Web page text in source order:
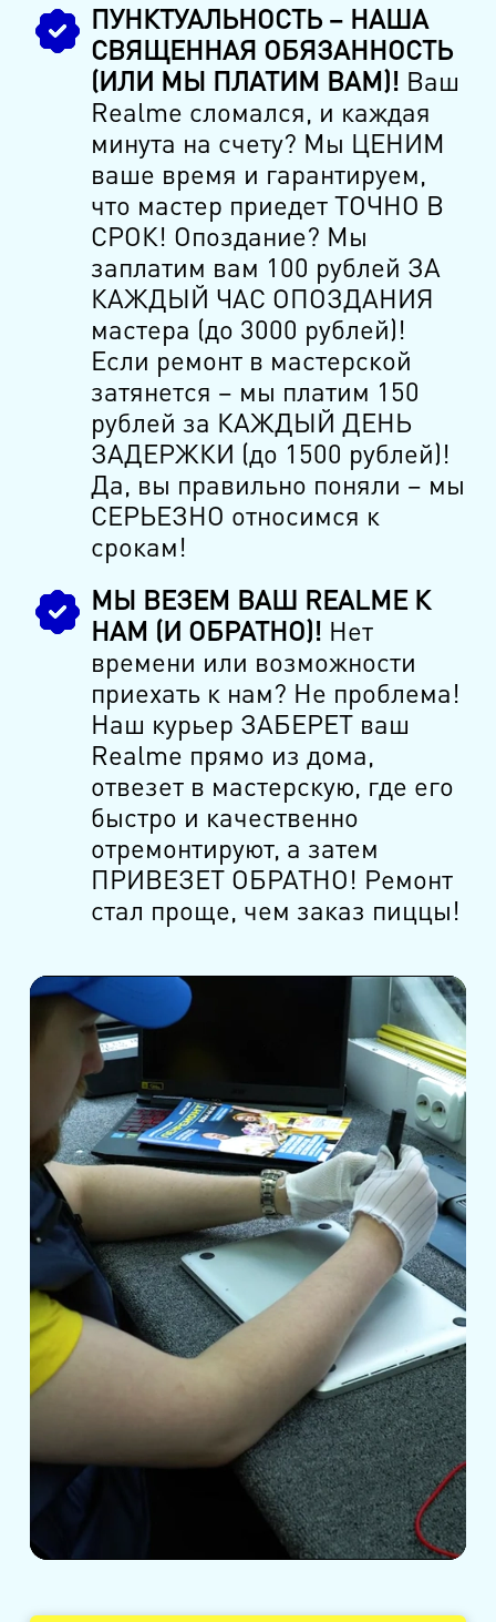
ПУНКТУАЛЬНОСТЬ – НАША
СВЯЩЕННАЯ ОБЯЗАННОСТЬ
(ИЛИ МЫ ПЛАТИМ ВАМ)! Ваш
Realme сломался, и каждая
минута на счету? Мы ЦЕНИМ
ваше время и гарантируем,
что мастер приедет ТОЧНО В
СРОК! Опоздание? Мы
заплатим вам 100 рублей ЗА
КАЖДЫЙ ЧАС ОПОЗДАНИЯ
мастера (до 3000 рублей)!
Если ремонт в мастерской
затянется – мы платим 150
рублей за КАЖДЫЙ ДЕНЬ
ЗАДЕРЖКИ (до 1500 рублей)!
Да, вы правильно поняли – мы
СЕРЬЕЗНО относимся к
срокам!
МЫ ВЕЗЕМ ВАШ REALME К
НАМ (И ОБРАТНО)! Нет
времени или возможности
приехать к нам? Не проблема!
Наш курьер ЗАБЕРЕТ ваш
Realme прямо из дома,
отвезет в мастерскую, где его
быстро и качественно
отремонтируют, а затем
ПРИВЕЗЕТ ОБРАТНО! Ремонт
стал проще, чем заказ пиццы!